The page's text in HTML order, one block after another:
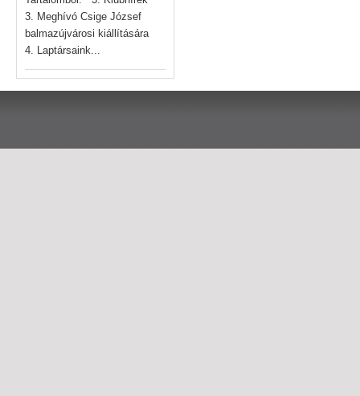
3. Meghívó Csige József
balmazújvárosi kiállítására
4. Laptársaink...